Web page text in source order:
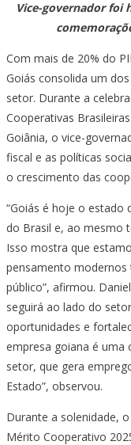
Vice-governador foi
Com mais de 20% do
Goiás consolida um
setor. Durante a
Cooperativas
Goiânia, o vice-
fiscal e as políticas
o crescimento das
“Goiás é hoje o estado
do Brasil e, ao mesmo
Isso mostra que
pensamento
público”, afirmou.
seguirá ao lado do
oportunidades e
empresa goiana é uma
setor, que gera
Estado”, observou.
Durante a solenidade,
Mérito Cooperativo